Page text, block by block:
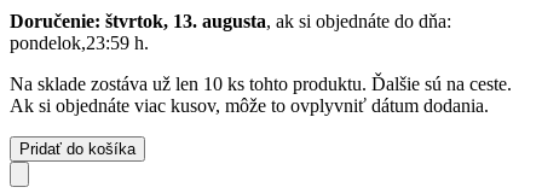
Doručenie: štvrtok, 13. augusta, ak si objednáte do dňa:
pondelok,23:59 h.
Na sklade zostáva už len 10 ks tohto produktu. Ďalšie sú na ceste.
Ak si objednáte viac kusov, môže to ovplyvniť dátum dodania.
Pridať do košíka